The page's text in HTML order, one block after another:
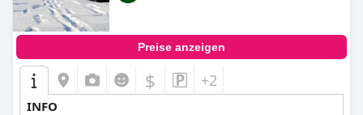
Preise anzeigen
$ +2
INFO